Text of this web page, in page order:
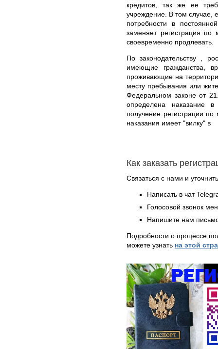
кредитов, так же ее
учреждение. В том случае,
потребности в
заменяет регистрация
своевременно продлевать.
По законодательству ,
имеющие гражданства,
проживающие на
месту пребывания или
Федеральном законе от
определена наказание
получение регистрации
наказания имеет "вилку" в
Как заказать
Связаться с нами и
Написать в чат
Голосовой звонок
Напишите нам
Подробности о процессе
можете узнать на этой